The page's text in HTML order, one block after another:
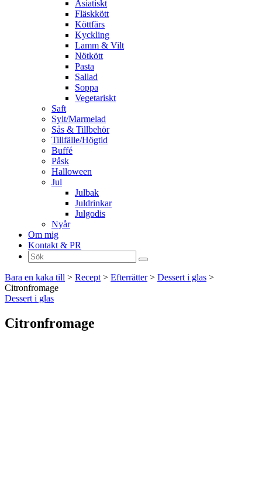
Asiatiskt
Fläskkött
Köttfärs
Kyckling
Lamm & Vilt
Nötkött
Pasta
Sallad
Soppa
Vegetariskt
Saft
Sylt/Marmelad
Sås & Tillbehör
Tillfälle/Högtid
Buffé
Påsk
Halloween
Jul
Julbak
Juldrinkar
Julgodis
Nyår
Om mig
Kontakt & PR
Sök
efter:
Bara en kaka till > Recept > Efterrätter> Dessert i glas >
Citronfromage
Dessert i glas
Citronfromage